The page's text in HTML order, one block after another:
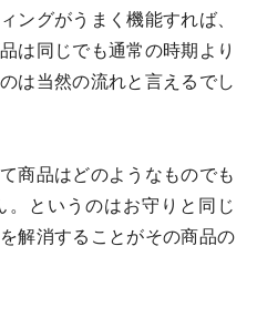
ングがうまく機能すれば、
は同じでも通常の時期より
は当然の流れと言えるでし
商品はどのようなものでも
というのはお守りと同じ
解消することがその商品の